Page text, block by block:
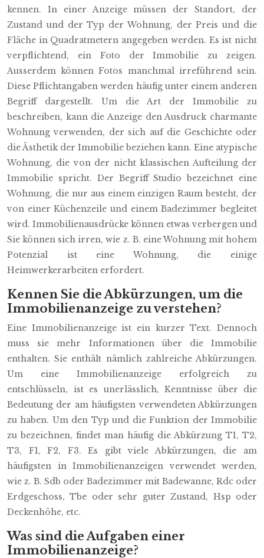
kennen. In einer Anzeige müssen der Standort, der
Zustand und der Typ der Wohnung, der Preis und die
Fläche in Quadratmetern angegeben werden. Es ist nicht
verpflichtend, ein Foto der Immobilie zu zeigen.
Ausserdem können Fotos manchmal irreführend sein.
Diese Pflichtangaben werden häufig unter einem anderen
Begriff dargestellt. Um die Art der Immobilie zu
beschreiben, kann die Anzeige den Ausdruck charmante
Wohnung verwenden, der sich auf die Geschichte oder
die Ästhetik der Immobilie beziehen kann. Eine atypische
Wohnung, die von der nicht klassischen Aufteilung der
Immobilie spricht. Der Begriff Studio bezeichnet eine
Wohnung, die nur aus einem einzigen Raum besteht, der
von einer Küchenzeile und einem Badezimmer begleitet
wird. Immobilienausdrücke können etwas verbergen und
Sie können sich irren, wie z. B. eine Wohnung mit hohem
Potenzial ist eine Wohnung, die einige
Heimwerkerarbeiten erfordert.
Kennen Sie die Abkürzungen, um die
Immobilienanzeige zu verstehen?
Eine Immobilienanzeige ist ein kurzer Text. Dennoch
muss sie mehr Informationen über die Immobilie
enthalten. Sie enthält nämlich zahlreiche Abkürzungen.
Um eine Immobilienanzeige erfolgreich zu
entschlüsseln, ist es unerlässlich, Kenntnisse über die
Bedeutung der am häufigsten verwendeten Abkürzungen
zu haben. Um den Typ und die Funktion der Immobilie
zu bezeichnen, findet man häufig die Abkürzung T1, T2,
T3, F1, F2, F3. Es gibt viele Abkürzungen, die am
häufigsten in Immobilienanzeigen verwendet werden,
wie z. B. Sdb oder Badezimmer mit Badewanne, Rdc oder
Erdgeschoss, Tbe oder sehr guter Zustand, Hsp oder
Deckenhöhe, etc.
Was sind die Aufgaben einer
Immobilienanzeige?